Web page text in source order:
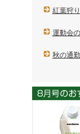
紅葉狩
運動会
秋の通